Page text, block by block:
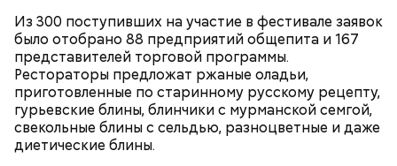
Из 300 поступивших на участие в фестивале заявок
было отобрано 88 предприятий общепита и 167
представителей торговой программы.
Рестораторы предложат ржаные оладьи,
приготовленные по старинному русскому рецепту,
гурьевские блины, блинчики с мурманской семгой,
свекольные блины с сельдью, разноцветные и даже
диетические блины.